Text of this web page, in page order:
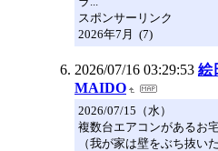
スポンサーリンク
2026年7月 (7)
2026/07/16 03:29:53 絵
MAIDO
2026/07/15（水）
複数台エアコンがあるお
（我が家は壁をぶち抜い